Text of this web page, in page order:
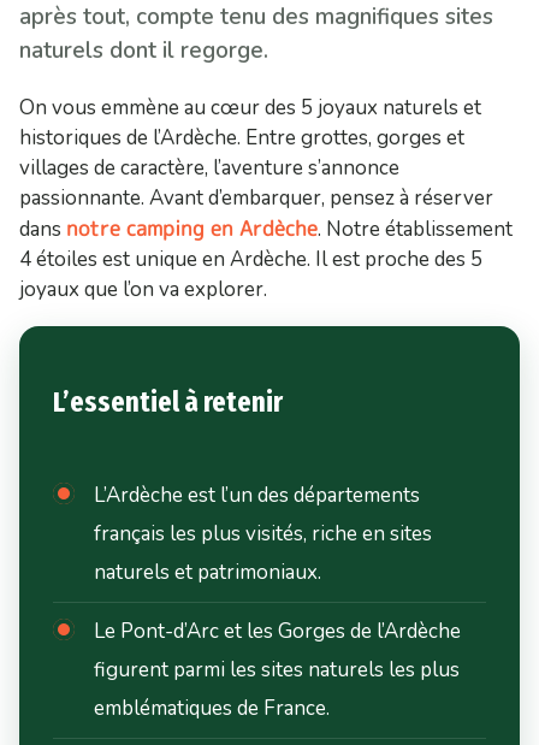
après tout, compte tenu des magnifiques sites
naturels dont il regorge.
On vous emmène au cœur des 5 joyaux naturels et
historiques de l’Ardèche. Entre grottes, gorges et
villages de caractère, l’aventure s’annonce
passionnante. Avant d’embarquer, pensez à réserver
dans notre camping en Ardèche. Notre établissement
4 étoiles est unique en Ardèche. Il est proche des 5
joyaux que l’on va explorer.
L’essentiel à retenir
L’Ardèche est l’un des départements
français les plus visités, riche en sites
naturels et patrimoniaux.
Le Pont-d’Arc et les Gorges de l’Ardèche
figurent parmi les sites naturels les plus
emblématiques de France.